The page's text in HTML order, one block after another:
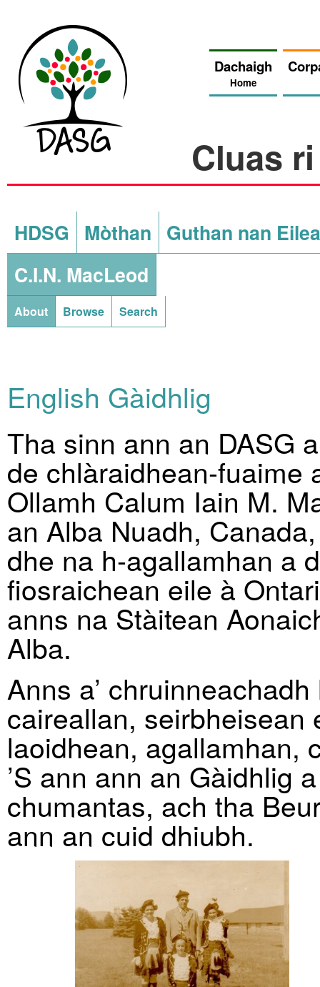
Dachaigh
Home
Cluas
HDSG Mòthan
Guthan nan
C.I.N. MacLeod
About Browse Search
English Gàidhlig
Tha sinn ann an DASG
de chlàraidhean-fuaime
Ollamh Calum Iain M.
an Alba Nuadh,
dhe na h-agallamhan a
fiosraichean eile à
anns na Stàitean
Alba.
Anns a’
caireallan, seirbheisean
laoidhean, agallamhan,
’S ann ann an Gàidhlig
chumantas, ach tha
ann an cuid dhiubh.